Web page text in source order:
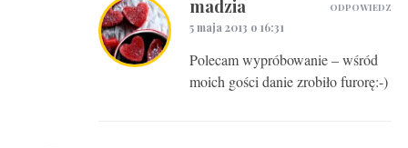
madzia
5 maja 2013 o 16:31
Polecam wypróbowanie – wśród
moich gości danie zrobiło furorę:-)
ODPOWIEDZ